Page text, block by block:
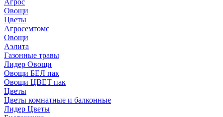
Агрос
Овощи
Цветы
Агросемтомс
Овощи
Аэлита
Газонные травы
Лидер Овощи
Овощи БЕЛ пак
Овощи ЦВЕТ пак
Цветы
Цветы комнатные и балконные
Лидер Цветы